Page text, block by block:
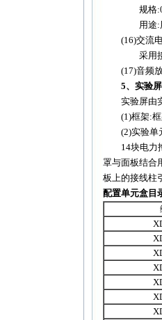
规格:0
用途:用以
(16)交流电
采用接线
(17)音频放
5、实验屏
实验屏由实
(1)框架:框架
(2)实验单
14块电力拖
罩与面板结合
板上的接线柱
配置单元盒目